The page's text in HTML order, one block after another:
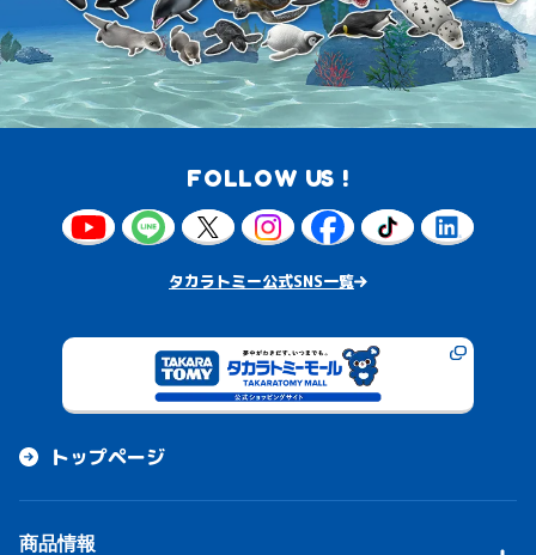
FOLLOW US !
タカラトミー公式SNS一覧
トップページ
商品情報